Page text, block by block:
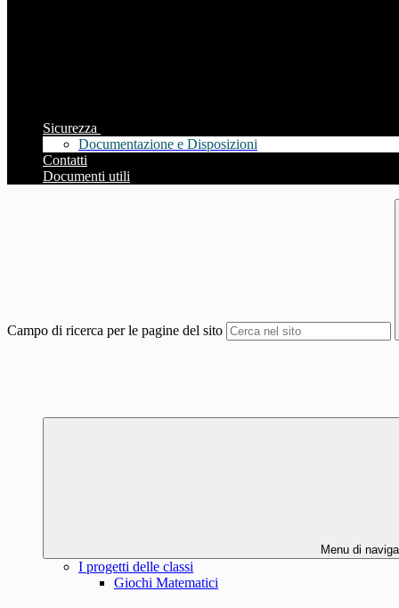
Sicurezza
Documentazione e Disposizioni
Contatti
Documenti utili
Campo di ricerca per le pagine del sito
Menu di
I progetti delle classi
Giochi Matematici